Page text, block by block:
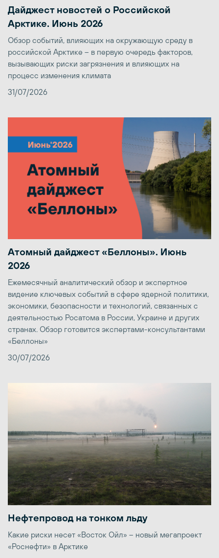
Дайджест новостей о Российской
Арктике. Июнь 2026
Обзор событий, влияющих на окружающую среду в
российской Арктике – в первую очередь факторов,
вызывающих риски загрязнения и влияющих на
процесс изменения климата
31/07/2026
Атомный дайджест «Беллоны». Июнь
2026
Ежемесячный аналитический обзор и экспертное
видение ключевых событий в сфере ядерной политики,
экономики, безопасности и технологий, связанных с
деятельностью Росатома в России, Украине и других
странах. Обзор готовится экспертами-консультантами
«Беллоны»
30/07/2026
Нефтепровод на тонком льду
Какие риски несет «Восток Ойл» – новый мегапроект
«Роснефти» в Арктике